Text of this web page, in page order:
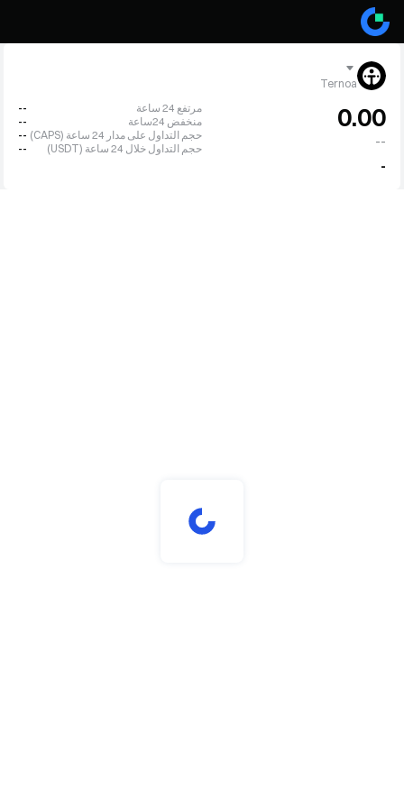
Ternoa
0.00
--
-
مرتفع 24 ساعة
--
منخفض 24ساعة
--
حجم التداول على مدار 24 ساعة (CAPS)
--
حجم التداول خلال 24 ساعة (USDT)
--